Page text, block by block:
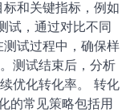
以追踪用户在网站
审查这些数据，能
设计调整的最佳实
网站界面简洁、易
和视觉层次结构，
，使用对比色突出